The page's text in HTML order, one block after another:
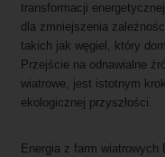
transformacji
dla zmniejszenia
takich jak węgiel, który
Przejście na odnawialne
wiatrowe, jest istotnym
ekologicznej przyszłości.
Energia z farm wiatrowych